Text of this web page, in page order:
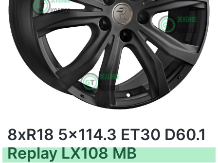
8xR18 5x114.3 ET30 D60.1
Replay LX108 MB